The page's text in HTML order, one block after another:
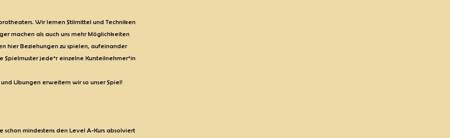
Wir lernen Stilmittel und Techniken
machen als auch uns mehr Möglichkeiten
hier Beziehungen zu spielen, aufeinander
jede*r einzelne Kursteilnehmer*in
Übungen erweitern wir so unser Spiel!
schon mindestens den Level A-Kurs absolviert